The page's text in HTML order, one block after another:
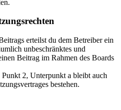
erteilst du dem Betreiber ein
unbeschränktes und
Beitrag im Rahmen des Boards
2, Unterpunkt a bleibt auch
bestehen.